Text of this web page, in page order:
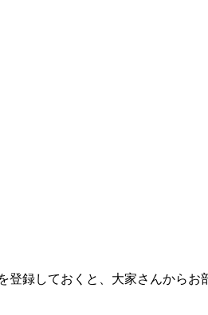
録しておくと、大家さんから